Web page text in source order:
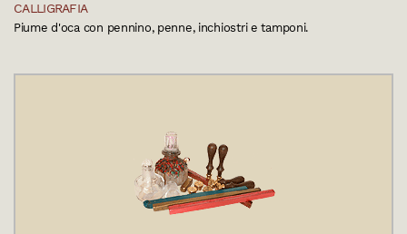
CALLIGRAFIA
Piume d'oca con pennino, penne, inchiostri e tamponi.